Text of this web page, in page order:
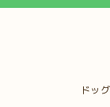
ドッ